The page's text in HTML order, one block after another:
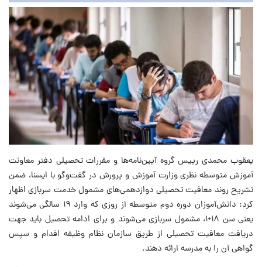
یعقوب محمدی رییس گروه آیین‌نامه‌ها و مقررات تحصیلی دفتر معاونت
آموزش متوسطه نظری وزارت آموزش و پرورش در گفت‌وگو با ایسنا، ضمن
تشریح روند معافیت تحصیلی دوازدهمی‌های مشمول خدمت سربازی اظهار
کرد: دانش‌آموزان دوره دوم متوسطه از روزی که وارد ۱۹ سالگی می‌شوند
یعنی سن ۱۸+۱، مشمول سربازی می‌شوند و برای ادامه تحصیل باید جهت
دریافت معافیت تحصیلی از طریق سازمان نظام وظیفه اقدام و سپس
گواهی آن را به مدرسه ارائه دهند.